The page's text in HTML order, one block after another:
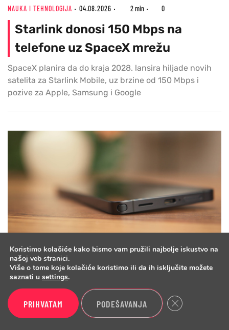
NAUKA I TEHNOLOGIJA 04.08.2026 2 min 0
Starlink donosi 150 Mbps na
telefone uz SpaceX mrežu
SpaceX planira da do kraja 2028. lansira hiljade novih
satelita za Starlink Mobile, uz brzine od 150 Mbps i
pozive za Apple, Samsung i Google
UREĐAJI 04.08.2026 2 min 0
Prvi Galaxy S27 Ultra render se
pojavio prerano i odmah izazvao
sumnje
Koristimo kolačiće kako bismo vam pružili najbolje iskustvo na
našoj veb stranici.
Više o tome koje kolačiće koristimo ili da ih isključite možete
saznati u settings.
PRIHVATAM PODEŠAVANJA Close GDPR